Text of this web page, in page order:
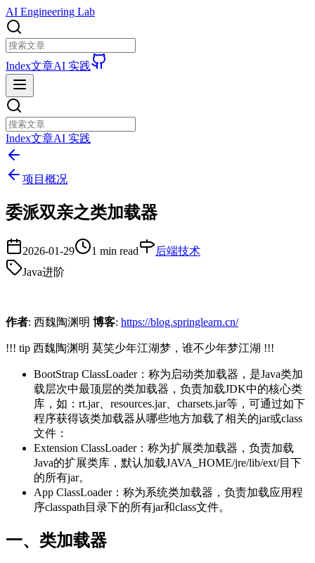
AI Engineering Lab
Index文章AI 实践
Index文章AI 实践
项目概况
委派双亲之类加载器
2026-01-29 1 min read
后端技术
Java进阶
作者: 西魏陶渊明 博客: https://blog.springlearn.cn/
!!! tip 西魏陶渊明 莫笑少年江湖梦，谁不少年梦江湖 !!!
BootStrap ClassLoader：称为启动类加载器，是Java类加
载层次中最顶层的类加载器，负责加载JDK中的核心类
库，如：rt.jar、resources.jar、charsets.jar等，可通过如下
程序获得该类加载器从哪些地方加载了相关的jar或class
文件：
Extension ClassLoader：称为扩展类加载器，负责加载
Java的扩展类库，默认加载JAVA_HOME/jre/lib/ext/目下
的所有jar。
App ClassLoader：称为系统类加载器，负责加载应用程
序classpath目录下的所有jar和class文件。
一、类加载器